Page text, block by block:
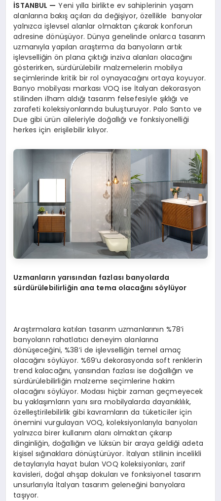
İSTANBUL — Yeni yılla birlikte ev sahiplerinin yaşam
alanlarına bakış açıları da değişiyor, özellikle banyolar
yalnızca işlevsel alanlar olmaktan çıkarak konforun
adresine dönüşüyor. Dünya genelinde onlarca tasarım
uzmanıyla yapılan araştırma da banyoların artık
işlevselliğin ön plana çıktığı inziva alanları olacağını
gösterirken, sürdürülebilir malzemelerin mobilya
seçimlerinde kritik bir rol oynayacağını ortaya koyuyor.
Banyo mobilyası markası VOQ ise İtalyan dekorasyon
stilinden ilham aldığı tasarım felsefesiyle şıklığı ve
zarafeti koleksiyonlarında buluşturuyor. Palo Santo ve
Due gibi ürün aileleriyle doğallığı ve fonksiyonelliği
herkes için erişilebilir kılıyor.
Uzmanların yarısından fazlası banyolarda
sürdürülebilirliğin ana tema olacağını söylüyor
Araştırmalara katılan tasarım uzmanlarının %78’i
banyoların rahatlatıcı deneyim alanlarına
dönüşeceğini, %38’i de işlevselliğin temel amaç
olacağını söylüyor. %69’u dekorasyonda soft renklerin
trend kalacağını, yarısından fazlası ise doğallığın ve
sürdürülebilirliğin malzeme seçimlerine hakim
olacağını söylüyor. Modası hiçbir zaman geçmeyecek
bu yaklaşımların yanı sıra mobilyalarda dayanıklılık,
özelleştirilebilirlik gibi kavramların da tüketiciler için
önemini vurgulayan VOQ, koleksiyonlarıyla banyoları
yalnızca birer kullanım alanı olmaktan çıkarıp
dinginliğin, doğallığın ve lüksün bir araya geldiği adeta
kişisel sığınaklara dönüştürüyor. İtalyan stilinin incelikli
detaylarıyla hayat bulan VOQ koleksiyonları, zarif
kavisleri, doğal ahşap dokuları ve fonksiyonel tasarım
unsurlarıyla İtalyan tasarım geleneğini banyolara
taşıyor.